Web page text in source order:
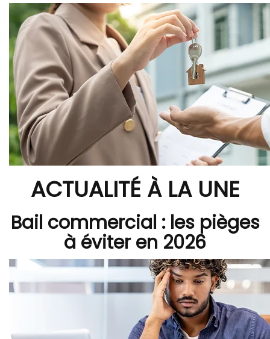
ACTUALITÉ À LA UNE
Bail commercial : les pièges
à éviter en 2026